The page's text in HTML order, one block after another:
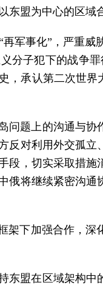
东盟为中心的区域
军事化”，严重
分子犯下的战争
，承认第二次世
问题上的沟通与
反对利用外交孤
段，切实采取措
俄将继续紧密沟
架下加强合作，
东盟在区域架构